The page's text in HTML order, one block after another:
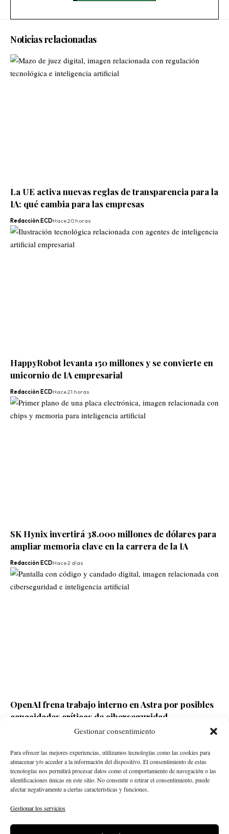
Gestionar consentimiento
Para ofrecer las mejores experiencias, utilizamos tecnologías como las cookies para
almacenar y/o acceder a la información del dispositivo. El consentimiento de estas
tecnologías nos permitirá procesar datos como el comportamiento de navegación o las
identificaciones únicas en este sitio. No consentir o retirar el consentimiento, puede
afectar negativamente a ciertas características y funciones.
Gestionar los servicios
Noticias relacionadas
La UE activa nuevas reglas de transparencia para la
IA: qué cambia para las empresas
Redacción ECDHace 20 horas
HappyRobot levanta 150 millones y se convierte en
unicornio de IA empresarial
Redacción ECDHace 21 horas
SK Hynix invertirá 38.000 millones de dólares para
ampliar memoria clave en la carrera de la IA
Redacción ECDHace 2 días
OpenAI frena trabajo interno en Astra por posibles
capacidades críticas de ciberseguridad
Hace 2 días